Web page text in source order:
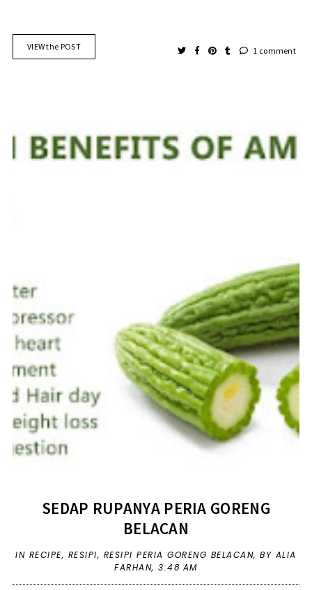
VIEW the POST 1 comment
SEDAP RUPANYA PERIA GORENG
BELACAN
IN RECIPE, RESIPI, RESIPI PERIA GORENG BELACAN,BY ALIA
FARHAN,3:48 AM